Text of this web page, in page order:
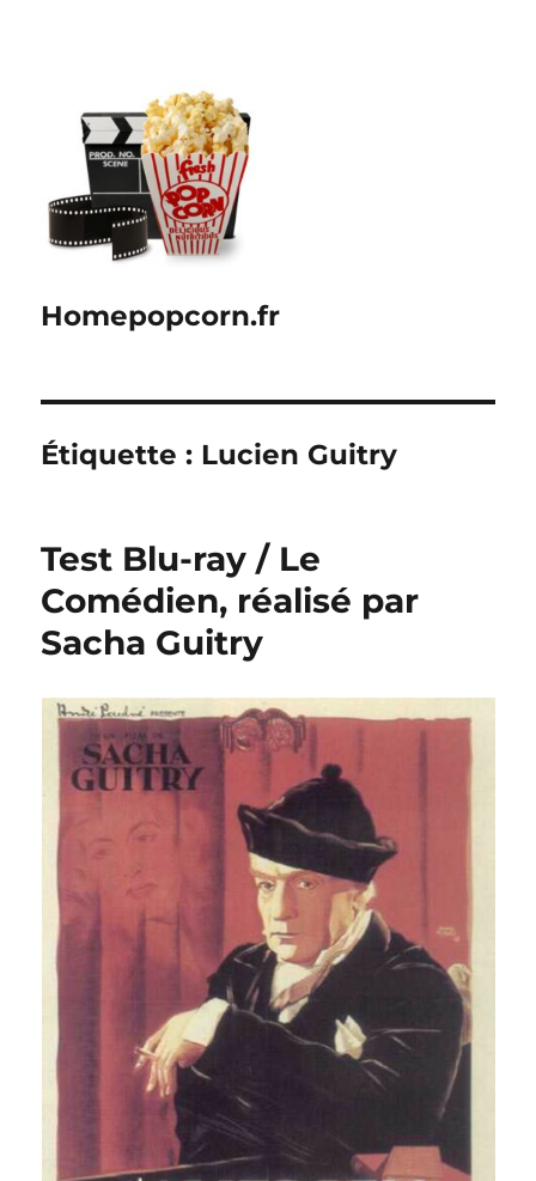
Homepopcorn.fr
Étiquette : Lucien Guitry
Test Blu-ray / Le
Comédien, réalisé par
Sacha Guitry